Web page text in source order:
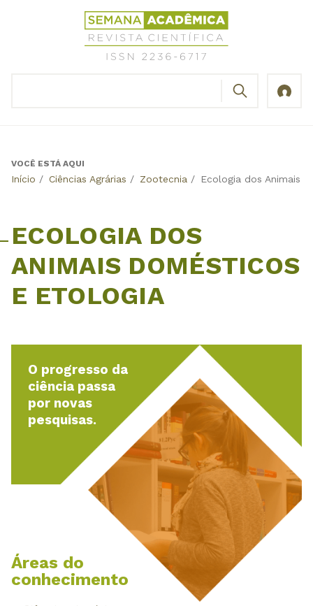
Revista
Científica
Semana
Back
VOCÊ ESTÁ AQUI
Início / Ciências Agrárias / Zootecnia / Ecologia dos Animais
ECOLOGIA DOS
ANIMAIS DOMÉSTICOS
E ETOLOGIA
O progresso da
ciência passa
por novas
pesquisas.
Áreas do
conhecimento